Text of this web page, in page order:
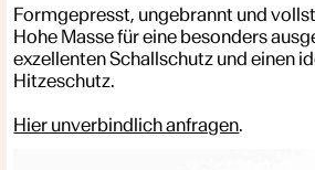
Formgepresst, ungebrannt und
Hohe Masse für eine besonders
exzellenten Schallschutz und einen
Hitzeschutz.
Hier unverbindlich anfragen.